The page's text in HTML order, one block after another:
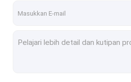
Kaca Kuarsa Optik